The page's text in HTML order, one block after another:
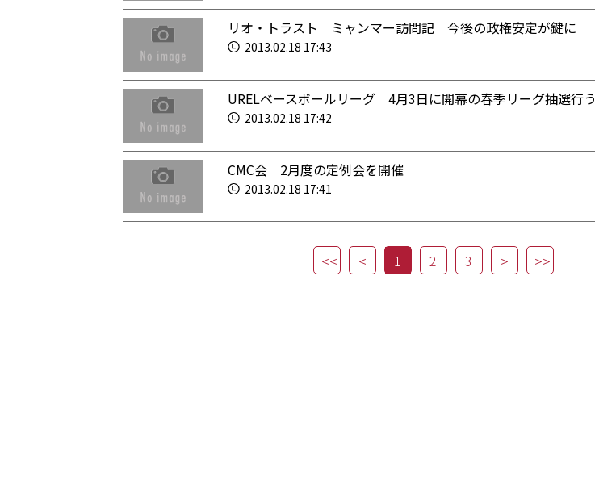
リオ・トラスト ミャンマー訪問記 今後の政権安定が鍵に
2013.02.18 17:43
URELベースボールリーグ 4月3日に開幕の春季リーグ抽選行う
2013.02.18 17:42
CMC会 2月度の定例会を開催
2013.02.18 17:41
1 2 3